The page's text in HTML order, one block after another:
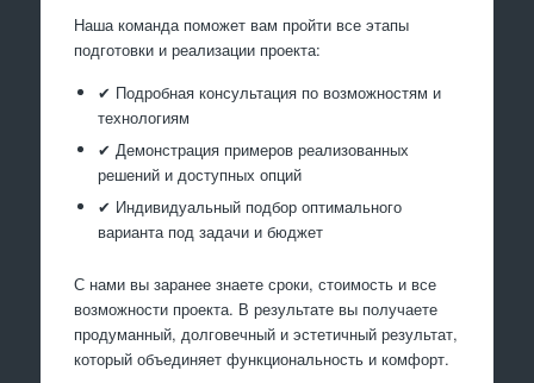
Наша команда поможет вам пройти все этапы
подготовки и реализации проекта:
✔ Подробная консультация по возможностям и
технологиям
✔ Демонстрация примеров реализованных
решений и доступных опций
✔ Индивидуальный подбор оптимального
варианта под задачи и бюджет
С нами вы заранее знаете сроки, стоимость и все
возможности проекта. В результате вы получаете
продуманный, долговечный и эстетичный результат,
который объединяет функциональность и комфорт.